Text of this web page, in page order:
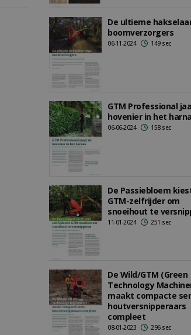
De ultieme
boomverzorgers
06-11-2024 149 sec
GTM Professional
hovenier in het
06-06-2024 158 sec
De Passiebloem
GTM-zelfrijder om
snoeihout te
11-01-2024 251 sec
De Wild/GTM (Green
Technology
maakt compacte
houtversnipperaars
compleet
08-01-2023 296 sec